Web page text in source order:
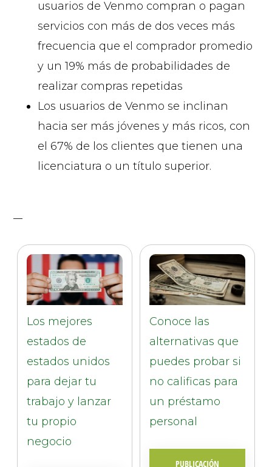
usuarios de Venmo compran o pagan
servicios con más de dos veces más
frecuencia que el comprador promedio
y un 19% más de probabilidades de
realizar compras repetidas
Los usuarios de Venmo se inclinan
hacia ser más jóvenes y más ricos, con
el 67% de los clientes que tienen una
licenciatura o un título superior.
Los mejores
estados de
estados unidos
para dejar tu
trabajo y lanzar
tu propio
negocio
Conoce las
alternativas que
puedes probar si
no calificas para
un préstamo
personal
PUBLICACIÓN